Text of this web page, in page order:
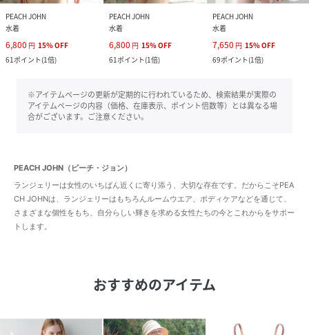
PEACH JOHN
水着
6,800 円 15%OFF
61ポイント(1倍)
PEACH JOHN
水着
6,800 円 15%OFF
61ポイント(1倍)
PEACH JOHN
水着
7,650 円 15%OFF
69ポイント(1倍)
※アイテムページの更新が定期的に行われているため、検索結果が実際の
アイテムページの内容（価格、在庫表示、ポイント倍数等）とは異なる場
合がございます。ご注意ください。
PEACH JOHN（ピーチ・ジョン）
ランジェリーは女性のいちばん近くに寄り添う、大切な存在です。だからこそPEA
CH JOHNは、ランジェリーはもちろんルームウエア、ボディケアなどを通じて、
さまざまな個性をもち、自分らしい輝きを求める女性たちの今とこれからをサポー
トします。
おすすめのアイテム